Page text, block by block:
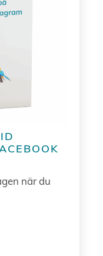
när du